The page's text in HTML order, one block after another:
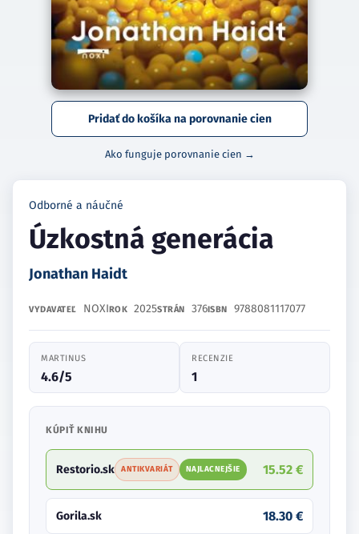
Pridať do košíka na porovnanie cien
Ako funguje porovnanie cien →
Odborné a náučné
Úzkostná generácia
Jonathan Haidt
VYDAVATEĽ NOXIROK 2025STRÁN 376ISBN 9788081117077
MARTINUS
4.6/5
RECENZIE
1
KÚPIŤ KNIHU
Restorio.sk ANTIKVARIÁT NAJLACNEJŠIE 15.52 €
Gorila.sk 18.30 €